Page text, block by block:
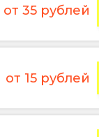
от 35 рублей
от 15 рублей